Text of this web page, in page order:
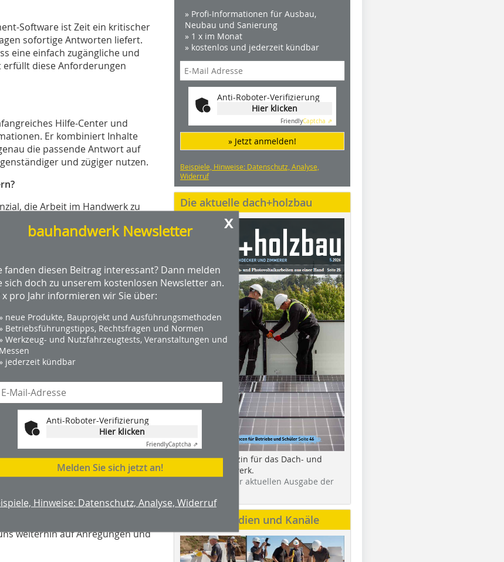
Software ist Zeit ein kritischer
sofortige Antworten liefert.
eine einfach zugängliche und
diese Anforderungen
Hilfe-Center und
Er kombiniert Inhalte
die passende Antwort auf
und zügiger nutzen.
die Arbeit im Handwerk zu
zur Wartung und Verwaltung
erheblich verbessern.
von KI?
ist die Integration von KI in
Mitarbeiter geschult werden, um
Datenqualität spielt eine
Daten basieren.
erst recht nicht mit
Berührungsängste wahr?
wie KI funktioniert, um
ist dabei entscheidend.
KI-Tools im Einsatz sind,
kleineren Funktionen und
der Zeit lernt man, der KI und
von Funktionen?
Wir entwickeln unsere
und Kunden, um
Chatbot ist ein gutes Beispiel
verbessern und an die
weiterhin auf Anregungen und
x
bauhandwerk Newsletter
fanden diesen Beitrag interessant? Dann melden
sich doch zu unserem kostenlosen Newsletter an.
x pro Jahr informieren wir Sie über:
neue Produkte, Bauprojekt und Ausführungsmethoden
Betriebsführungstipps, Rechtsfragen und Normen
Werkzeug- und Nutzfahrzeugtests, Veranstaltungen und
Messen
jederzeit kündbar
Anti-Roboter-Verifizierung
Hier klicken
FriendlyCaptcha ⇗
Melden Sie sich jetzt an!
Hinweise: Datenschutz, Analyse, Widerruf
» Profi-Informationen für Ausbau,
Neubau und Sanierung
» 1 x im Monat
» kostenlos und jederzeit kündbar
Anti-Roboter-Verifizierung
Hier klicken
FriendlyCaptcha ⇗
» Jetzt anmelden!
Beispiele, Hinweise: Datenschutz, Analyse,
Widerruf
Die aktuelle dach+holzbau
Das Profimagazin für das Dach- und
Holzbauhandwerk.
Hier geht es zur aktuellen Ausgabe der
Weitere Medien und Kanäle